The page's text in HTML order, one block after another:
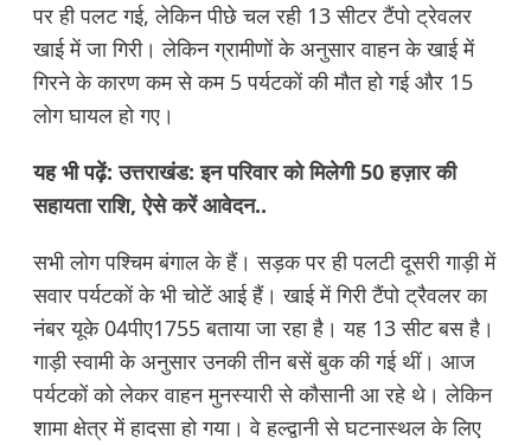
पर ही पलट गई, लेकिन पीछे चल रही 13 सीटर टैंपो ट्रेवलर
खाई में जा गिरी। लेकिन ग्रामीणों के अनुसार वाहन के खाई में
गिरने के कारण कम से कम 5 पर्यटकों की मौत हो गई और 15
लोग घायल हो गए।
यह भी पढ़ें: उत्तराखंड: इन परिवार को मिलेगी 50 हज़ार की
सहायता राशि, ऐसे करें आवेदन..
सभी लोग पश्चिम बंगाल के हैं। सड़क पर ही पलटी दूसरी गाड़ी में
सवार पर्यटकों के भी चोटें आई हैं। खाई में गिरी टैंपो ट्रैवलर का
नंबर यूके 04पीए1755 बताया जा रहा है। यह 13 सीट बस है।
गाड़ी स्वामी के अनुसार उनकी तीन बसें बुक की गई थीं। आज
पर्यटकों को लेकर वाहन मुनस्यारी से कौसानी आ रहे थे। लेकिन
शामा क्षेत्र में हादसा हो गया। वे हल्द्वानी से घटनास्थल के लिए